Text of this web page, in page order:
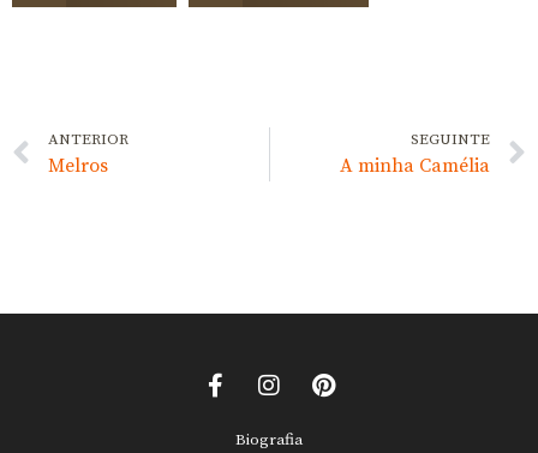
ANTERIOR
Melros
SEGUINTE
A minha Camélia
Biografia